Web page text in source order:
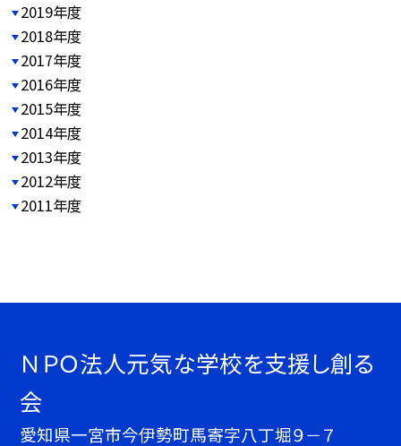
2019年度
2018年度
2017年度
2016年度
2015年度
2014年度
2013年度
2012年度
2011年度
ＮＰＯ法人元気な学校を支援し創る
会
愛知県一宮市今伊勢町馬寄字八丁堀９－７